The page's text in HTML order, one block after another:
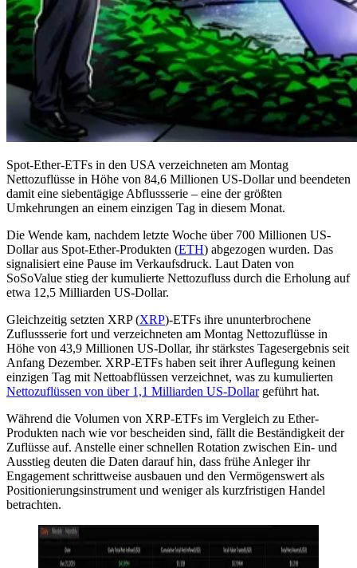
Spot-Ether-ETFs in den USA verzeichneten am Montag
Nettozuflüsse in Höhe von 84,6 Millionen US-Dollar und beendeten
damit eine siebentägige Abflussserie – eine der größten
Umkehrungen an einem einzigen Tag in diesem Monat.
Die Wende kam, nachdem letzte Woche über 700 Millionen US-
Dollar aus Spot-Ether-Produkten (ETH) abgezogen wurden. Das
signalisiert eine Pause im Verkaufsdruck. Laut Daten von
SoSoValue stieg der kumulierte Nettozufluss durch die Erholung auf
etwa 12,5 Milliarden US-Dollar.
Gleichzeitig setzten XRP (XRP)-ETFs ihre ununterbrochene
Zuflussserie fort und verzeichneten am Montag Nettozuflüsse in
Höhe von 43,9 Millionen US-Dollar, ihr stärkstes Tagesergebnis seit
Anfang Dezember. XRP-ETFs haben seit ihrer Auflegung keinen
einzigen Tag mit Nettoabflüssen verzeichnet, was zu kumulierten
Nettozuflüssen von über 1,1 Milliarden US-Dollargeführt hat.
Während die Volumen von XRP-ETFs im Vergleich zu Ether-
Produkten nach wie vor bescheiden sind, fällt die Beständigkeit der
Zuflüsse auf. Anstelle einer schnellen Rotation zwischen Ein- und
Ausstieg deuten die Daten darauf hin, dass frühe Anleger ihr
Engagement schrittweise ausbauen und den Vermögenswert als
Positionierungsinstrument und weniger als kurzfristigen Handel
betrachten.